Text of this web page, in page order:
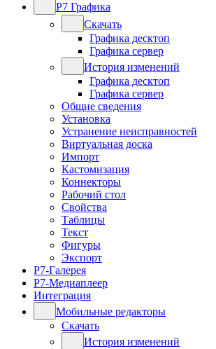
Р7 Графика
Скачать
Графика десктоп
Графика сервер
История изменений
Графика десктоп
Графика сервер
Общие сведения
Установка
Устранение неисправностей
Виртуальная доска
Импорт
Кастомизация
Коннекторы
Рабочий стол
Свойства
Таблицы
Текст
Фигуры
Экспорт
Р7-Галерея
Р7-Медиаплеер
Интеграция
Мобильные редакторы
Скачать
История изменений